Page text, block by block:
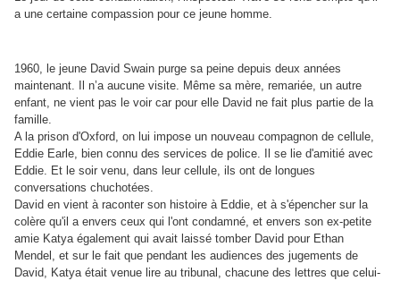
a une certaine compassion pour ce jeune homme.
1960, le jeune David Swain purge sa peine depuis deux années
maintenant. Il n’a aucune visite. Même sa mère, remariée, un autre
enfant, ne vient pas le voir car pour elle David ne fait plus partie de la
famille.
A la prison d'Oxford, on lui impose un nouveau compagnon de cellule,
Eddie Earle, bien connu des services de police. Il se lie d'amitié avec
Eddie. Et le soir venu, dans leur cellule, ils ont de longues
conversations chuchotées.
David en vient à raconter son histoire à Eddie, et à s'épencher sur la
colère qu'il a envers ceux qui l'ont condamné, et envers son ex-petite
amie Katya également qui avait laissé tomber David pour Ethan
Mendel, et sur le fait que pendant les audiences des jugements de
David, Katya était venue lire au tribunal, chacune des lettres que celui-